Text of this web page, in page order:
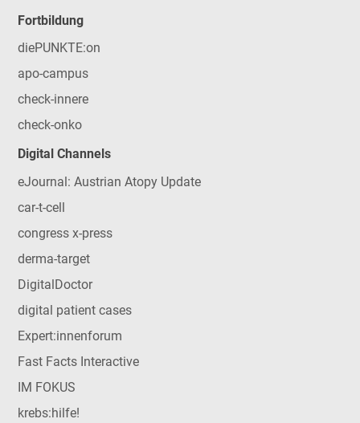
Fortbildung
diePUNKTE:on
apo-campus
check-innere
check-onko
Digital Channels
eJournal: Austrian Atopy Update
car-t-cell
congress x-press
derma-target
DigitalDoctor
digital patient cases
Expert:innenforum
Fast Facts Interactive
IM FOKUS
krebs:hilfe!